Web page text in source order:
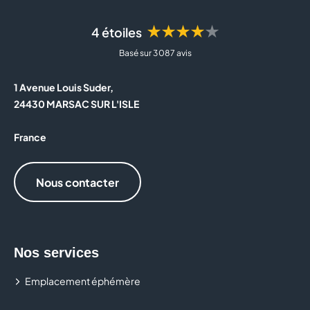
Des tablettes,
clés 4G/5G et équipements pour
rester connecté partout
Des accessoires mobiles :coques, chargeurs,
Des solutions de domotique et maison
Des
gestion de flotte mobile
Tout au long de l’année, les promotions Orange sur les
téléphones à prix très doux pour toute la famille.
4 étoiles ★★★★★
Basé sur 3 087 avis
1 Avenue Louis Suder,
24430 MARSAC SUR L'ISLE
France
Nous contacter
Nos services
Emplacement éphémère